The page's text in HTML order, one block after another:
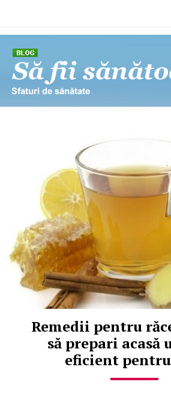
Remedii pentru
să prepari acasă
eficient